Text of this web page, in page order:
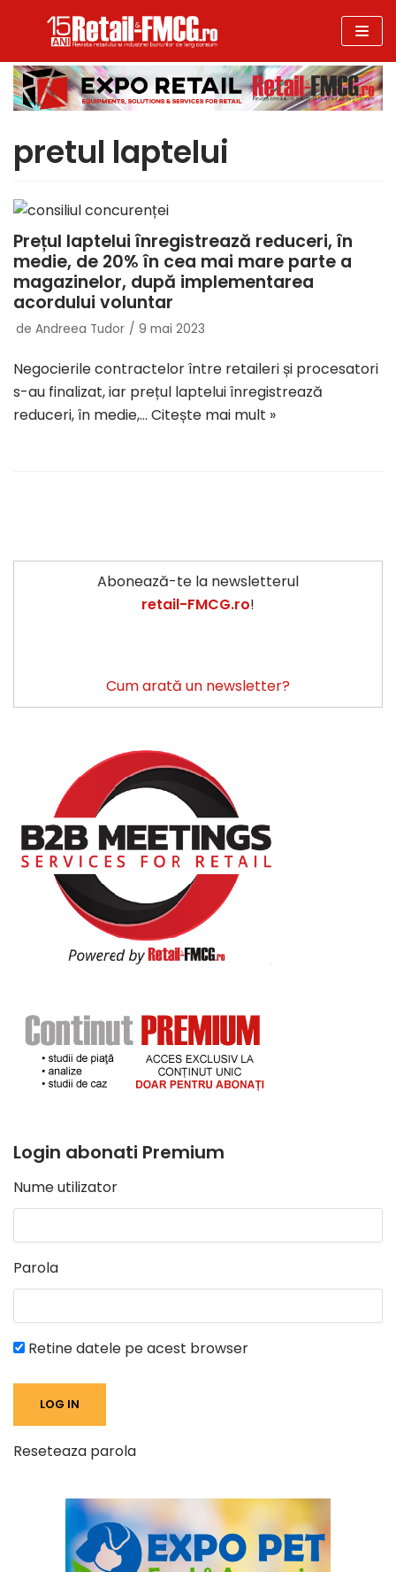
la
conținut
pretul laptelui
Prețul laptelui înregistrează reduceri, în
medie, de 20% în cea mai mare parte a
magazinelor, după implementarea
acordului voluntar
de Andreea Tudor 9 mai 2023
Negocierile contractelor între retaileri și procesatori
s-au finalizat, iar prețul laptelui înregistrează
reduceri, în medie,… Citește mai mult »
Abonează-te la newsletterul
retail-FMCG.ro!
Cum arată un newsletter?
Login abonati Premium
Nume utilizator
Parola
Retine datele pe acest browser
Reseteaza parola